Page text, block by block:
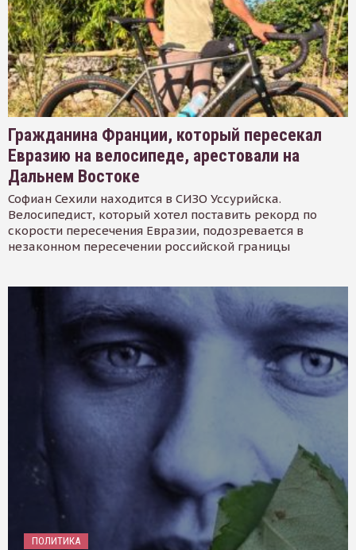
Гражданина Франции, который пересекал
Евразию на велосипеде, арестовали на
Дальнем Востоке
Софиан Сехили находится в СИЗО Уссурийска.
Велосипедист, который хотел поставить рекорд по
скорости пересечения Евразии, подозревается в
незаконном пересечении российской границы
ПОЛИТИКА